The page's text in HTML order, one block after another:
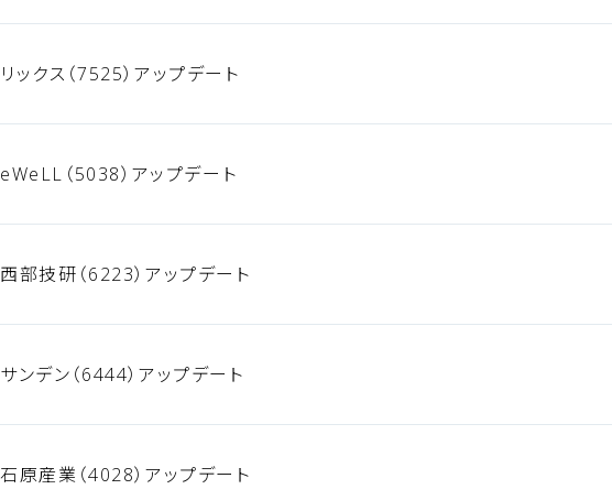
リックス（7525）アップデート
eWeLL（5038）アップデート
西部技研（6223）アップデート
サンデン（6444）アップデート
石原産業（4028）アップデート